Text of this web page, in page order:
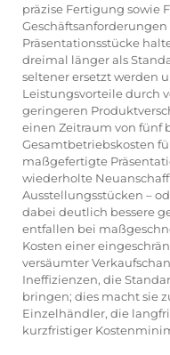
präzise Fertigung sowie
Präsentationsstücke
dreimal länger als
seltener ersetzt werden
Leistungsvorteile durch
geringeren
einen Zeitraum von fünf
Gesamtbetriebskosten
maßgefertigte
wiederholte
Ausstellungsstücken –
dabei deutlich bessere
entfallen bei
Kosten einer
versäumter
Ineffizienzen, die
bringen; dies macht sie
Einzelhändler, die
kurzfristiger